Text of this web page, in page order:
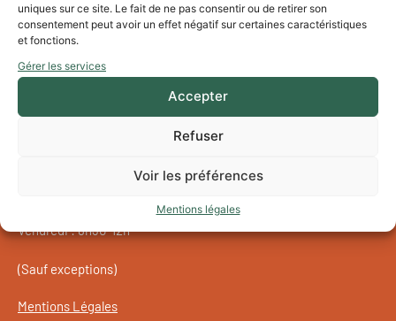
uniques sur ce site. Le fait de ne pas consentir ou de retirer son
consentement peut avoir un effet négatif sur certaines caractéristiques
et fonctions.
Gérer les services
Accepter
Refuser
Voir les préférences
Mentions légales
Contacter la Mairie
Gestion des cookies
HORAIRES D'OUVERTURE
Mardi au jeudi : 8h30-12h // 13h30-18h
Vendredi : 8h30-12h
(Sauf exceptions)
Mentions Légales